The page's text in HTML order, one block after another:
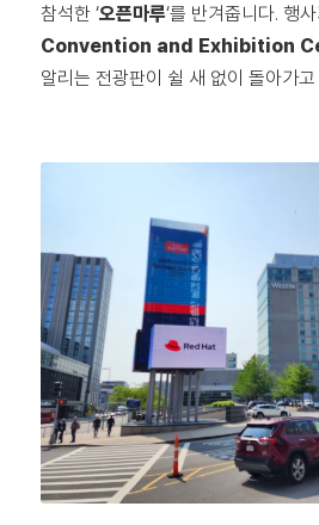
참석한 ‘오픈마루‘를 반겨줍니다. 행
Convention and Exhibition
알리는 전광판이 쉴 새 없이 돌아가